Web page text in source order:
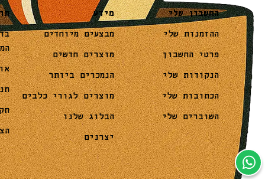
החשבון שלי
ההזמנות שלי
פרטי החשבון
הנקודות שלי
הכתובות שלי
השוברים שלי
מידע
מבצעים מיוחדים
מוצרים חדשים
הנמכרים ביותר
מוצרים לגורי כלבים
הבלוג שלנו
יצרנים